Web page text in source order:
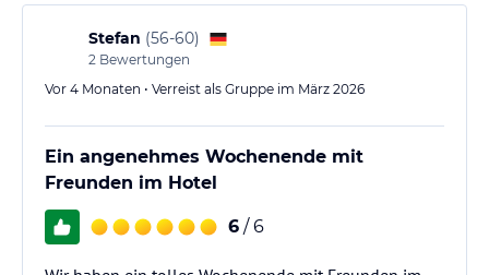
hatte viel Spaß in dieser schönen Woche.
So macht Urlaub Spaß, bei einer freundlichen und
herzlichen…
Stefan (56-60)
2 Bewertungen
Vor 4 Monaten • Verreist als Gruppe im März 2026
Ein angenehmes Wochenende mit
Freunden im Hotel
6 / 6